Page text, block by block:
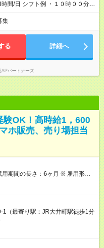
間/日 シフト例 ・１０時００分～
２０時００分 ・１２時００分～
集
る 詳細へ
APパートナーズ
験OK！高時給1，600
ホ販売、売り場担当
用期間の長さ：6ヶ月 ※ 雇用形態
分があります。 雇用形態：本採
1,226円以上
1（最寄り駅：JR大井町駅徒歩1分